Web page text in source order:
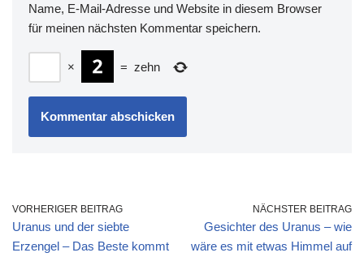
Name, E-Mail-Adresse und Website in diesem Browser
für meinen nächsten Kommentar speichern.
× = zehn
VORHERIGER BEITRAG
Uranus und der siebte
Erzengel – Das Beste kommt
NÄCHSTER BEITRAG
Gesichter des Uranus – wie
wäre es mit etwas Himmel auf